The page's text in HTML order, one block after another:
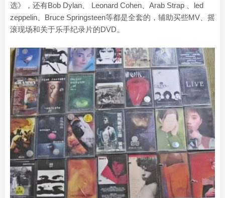
选》，还有Bob Dylan、 Leonard Cohen、Arab Strap 、led
zeppelin、Bruce Springsteen等都是全套的，辅助买些MV、摇
滚现场和关于乐手纪录片的DVD。